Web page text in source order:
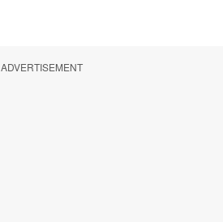
ADVERTISEMENT